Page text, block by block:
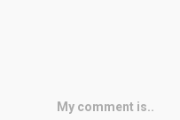
My comment is..